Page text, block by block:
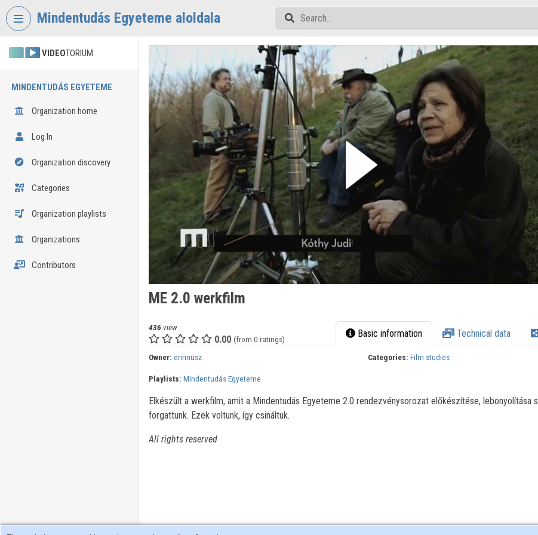
Skip header
Mindentudás Egyeteme aloldala
VIDEOTORIUM
MINDENTUDÁS EGYETEME
Organization home
Log In
Organization discovery
Categories
Organization playlists
Organizations
Contributors
ME 2.0 werkfilm
436 view
0.00 (from 0 ratings) Basic information Technical data
Owner: erinnusz Categories: Film studies
Playlists: Mindentudás Egyeteme
Elkészült a werkfilm, amit a Mindentudás Egyeteme 2.0 rendezvénysorozat előkészítése, lebonyolítása
forgattunk. Ezek voltunk, így csináltuk.
All rights reserved